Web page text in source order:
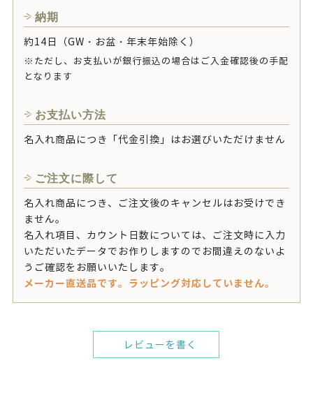
納期
約14日（GW・お盆・年末年始除く）
※ただし、お支払いが銀行振込の場合はご入金確認後の手配
となります
お支払い方法
名入れ商品につき「代金引換」はお選びいただけません
ご注文に際して
名入れ商品につき、ご注文後のキャンセルはお受けでき
ません。
名入れ項目、カウント日数については、ご注文時に入力
いただいたデータでお作りしますのでお間違えのないよ
うご確認をお願いいたします。
メーカー直送品です。ラッピング対応していません。
レビューを書く